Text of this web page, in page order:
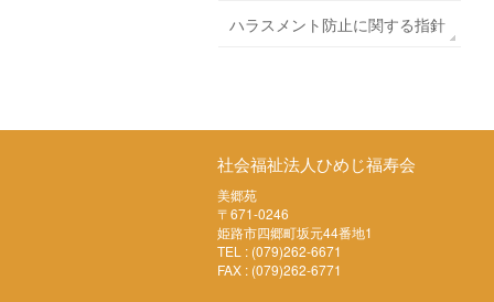
ハラスメント防止に関する指針
社会福祉法人ひめじ福寿会
美郷苑
〒671-0246
姫路市四郷町坂元44番地1
TEL : (079)262-6671
FAX : (079)262-6771